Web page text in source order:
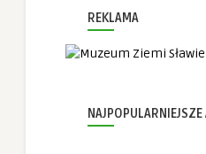
REKLAMA